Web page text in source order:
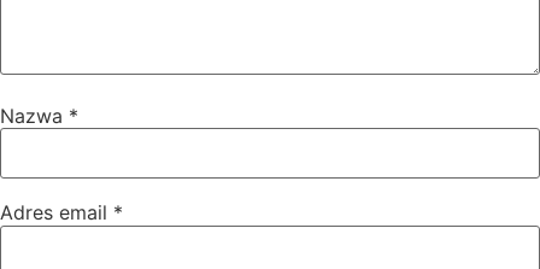
Nazwa *
Adres email *